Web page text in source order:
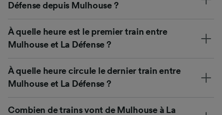
Défense depuis Mulhouse ?
À quelle heure est le premier train entre
Mulhouse et La Défense ?
À quelle heure circule le dernier train entre
Mulhouse et La Défense ?
Combien de trains vont de Mulhouse à La